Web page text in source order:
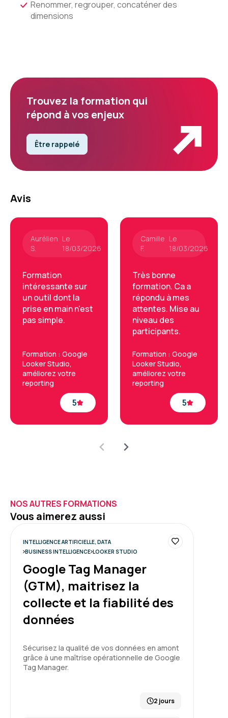
Renommer, regrouper, concaténer des
dimensions
Trouvez la formation qui
répond à vos enjeux
Être rappelé
Avis
Aurélien
S.
Le
18/03/2026
5
Formation
intéressante sur
un outil dont la
prise en main n'est
pas simple.
Formation : Google
Looker Studio,
améliorez votre
reporting
Camille
F.
Le
18/03/2026
5
Très bonne
formation. Ca a
répondu à mes
attentes. Mise au
niveau des
participants.
Formation : Google
Looker Studio,
améliorez votre
reporting
NOS AUTRES FORMATIONS
Vous aimerez aussi
INTELLIGENCE ARTIFICIELLE, DATA
BUSINESS INTELLIGENCE LOOKER STUDIO
Google Tag Manager
(GTM), maitrisez la
collecte et la fiabilité des
données
Sécurisez la qualité de vos données en amont
grâce à une maîtrise opérationnelle de Google
Tag Manager.
2 jours